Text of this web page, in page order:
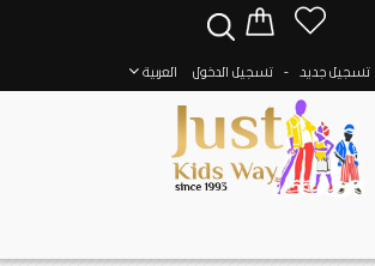
تسجيل جديد - تسجيل الدخول العربية